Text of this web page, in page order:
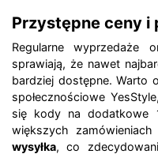
Przystępne ceny i
Regularne wyprzedaże
sprawiają, że nawet
bardziej dostępne. Warto
społecznościowe
się kody na dodatkowe
większych
wysyłka, co